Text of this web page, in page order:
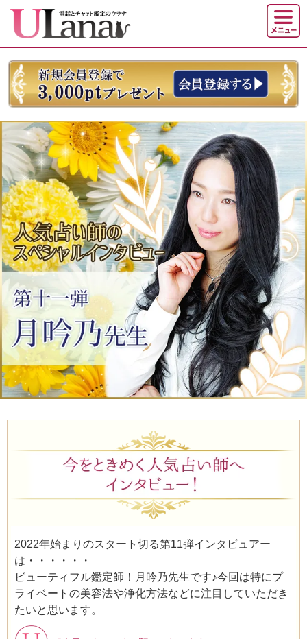
2022年始まりのスタート切る第11弾インタビュアー
は・・・・・・
ビューティフル鑑定師！月吟乃先生です♪今回は特にプ
ライベートの美容法や浄化方法などに注目していただき
たいと思います。